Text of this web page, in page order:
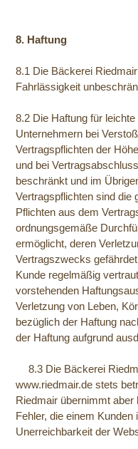
8. Haftung
8.1 Die Bäckerei
Fahrlässigkeit
8.2 Die Haftung für
Unternehmern bei
Vertragspflichten der
und bei
beschränkt und im
Vertragspflichten sind die
Pflichten aus dem
ordnungsgemäße
ermöglicht, deren
Vertragszwecks
Kunde regelmäßig
vorstehenden
Verletzung von Leben,
bezüglich der Haftung
der Haftung aufgrund
8.3 Die Bäckerei
www.riedmair.de stets
Riedmair übernimmt
Fehler, die einem
Unerreichbarkeit der